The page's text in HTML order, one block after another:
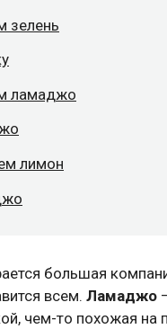
зелень
ламаджо
лимон
большая
всем. Ламаджо
чем-то похожая